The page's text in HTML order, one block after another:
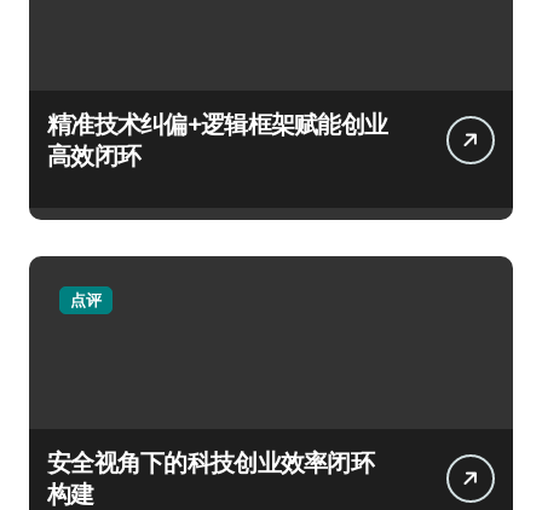
精准技术纠偏+逻辑框架赋能创业
高效闭环
点评
安全视角下的科技创业效率闭环
构建